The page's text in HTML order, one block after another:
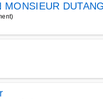
MONSIEUR